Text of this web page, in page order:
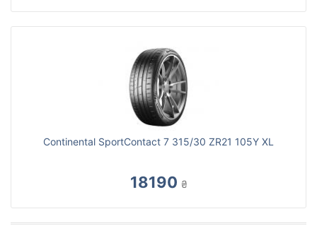
Continental SportContact 7 315/30 ZR21 105Y XL
18190 ₴